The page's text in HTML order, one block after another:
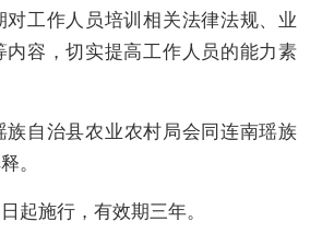
对工作人员培训相关法律法规、业
内容，切实提高工作人员的能力素
族自治县农业农村局会同连南瑶族
。
起施行 ，有效期三年。